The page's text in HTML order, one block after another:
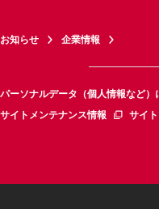
お知らせ 企業情報
パーソナルデータ（個人情報など）
サイトメンテナンス情報
サイ